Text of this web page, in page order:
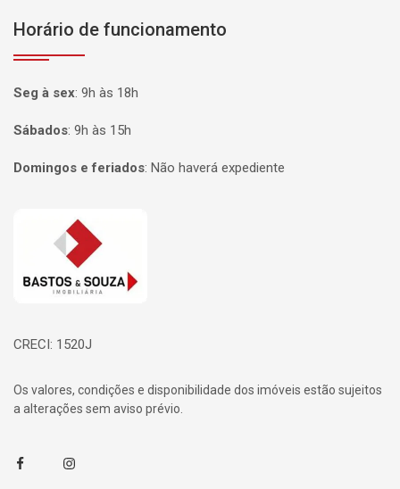
Horário de funcionamento
Seg à sex: 9h às 18h
Sábados: 9h às 15h
Domingos e feriados: Não haverá expediente
Página inicial
CRECI: 1520J
Os valores, condições e disponibilidade dos imóveis estão sujeitos
a alterações sem aviso prévio.
FacebookInstagram